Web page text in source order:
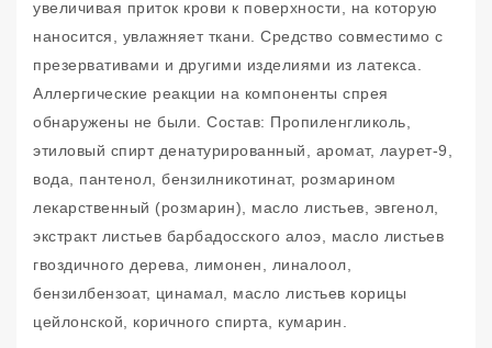
увеличивая приток крови к поверхности, на которую
наносится, увлажняет ткани. Средство совместимо с
презервативами и другими изделиями из латекса.
Аллергические реакции на компоненты спрея
обнаружены не были. Состав: Пропиленгликоль,
этиловый спирт денатурированный, аромат, лаурет-9,
вода, пантенол, бензилникотинат, розмарином
лекарственный (розмарин), масло листьев, эвгенол,
экстракт листьев барбадосского алоэ, масло листьев
гвоздичного дерева, лимонен, линалоол,
бензилбензоат, цинамал, масло листьев корицы
цейлонской, коричного спирта, кумарин.